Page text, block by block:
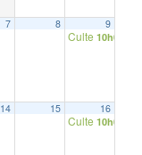
7 8 9
Culte 10h00
14 15 16
Culte 10h00